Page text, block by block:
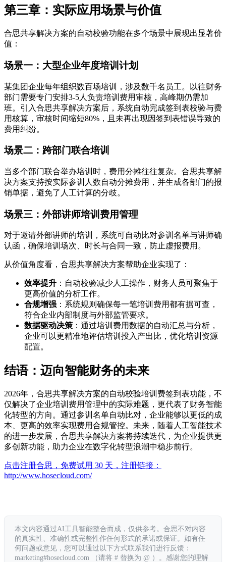
第三章：实际应用场景与价值
合思共享解决方案的自动校验功能在多个场景中展现出显著价
值：
场景一：大型企业年度培训计划
某集团企业每年组织数百场培训，涉及数千名员工。以往财务
部门需要专门安排3-5人负责培训费用审核，高峰期仍需加
班。引入合思共享解决方案后，系统自动完成签到表校验与费
用核算，审核时间缩短80%，且未再出现因签到表错误导致的
费用纠纷。
场景二：跨部门联合培训
当多个部门联合举办培训时，费用分摊往往复杂。合思共享解
决方案支持按实际参训人数自动分摊费用，并生成各部门的报
销单据，避免了人工计算的分歧。
场景三：外部讲师培训费用管理
对于邀请外部讲师的培训，系统可自动比对参训名单与讲师确
认函，确保培训场次、时长与合同一致，防止虚报费用。
从价值角度看，合思共享解决方案帮助企业实现了：
效率提升 ：自动校验减少人工操作，财务人员可聚焦于
更高价值的分析工作。
合规增强 ：系统规则确保每一笔培训费用都有据可查，
符合企业内部制度与外部监管要求。
数据驱动决策 ：通过培训费用数据的自动汇总与分析，
企业可以更精准地评估培训投入产出比，优化培训资源
配置。
结语：迈向智能财务的未来
2026年，合思共享解决方案的自动校验培训费签到表功能，不
仅解决了企业培训费用管理中的实际难题，更代表了财务智能
化转型的方向。通过参训名单自动比对，企业能够以更低的成
本、更高的效率实现费用合规管控。未来，随着人工智能技术
的进一步发展，合思共享解决方案将持续迭代，为企业提供更
多创新功能，助力企业在数字化转型浪潮中稳步前行。
点击注册合思，免费试用 30 天，注册链接：
http://www.hosecloud.com/
本文内容通过AI工具智能整合而成，仅供参考。合思不对内容
的真实性、准确性或完整性作任何形式的承诺或保证。如有任
何问题或意见，您可以通过以下方式联系我们进行反馈：
marketing#hosecloud.com （请将 # 替换为 @ ）。感谢您的理解